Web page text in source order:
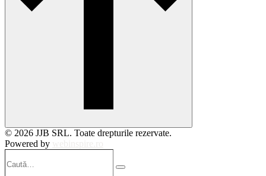
© 2026 JJB SRL. Toate drepturile rezervate.
Powered by
Search